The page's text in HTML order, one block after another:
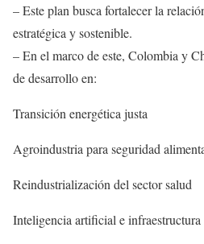
– Este plan busca fortalecer la
estratégica y sostenible.
– En el marco de este, Colombia y
de desarrollo en:
Transición energética justa
Agroindustria para seguridad
Reindustrialización del sector salud
Inteligencia artificial e